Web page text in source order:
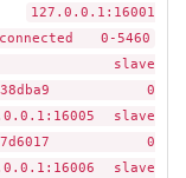
127.0.0.1:16001
0-5460
slave
0
slave
0
slave